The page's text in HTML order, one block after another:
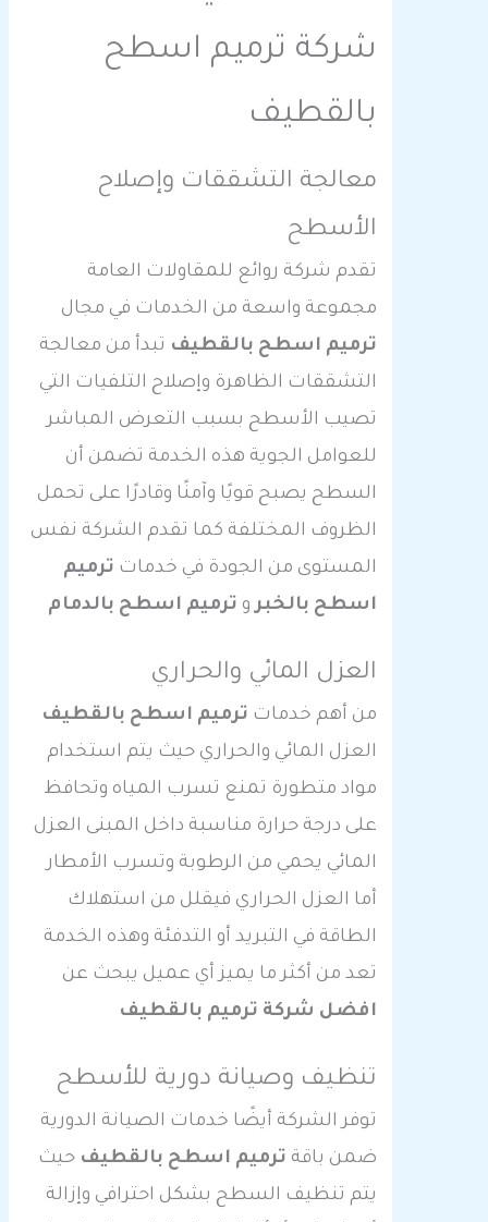
شركة ترميم اسطح
بالقطيف
معالجة التشققات وإصلاح
الأسطح
تقدم شركة روائع للمقاولات العامة
مجموعة واسعة من الخدمات في مجال
ترميم اسطح بالقطيفتبدأ من معالجة
التشققات الظاهرة وإصلاح التلفيات التي
تصيب الأسطح بسبب التعرض المباشر
للعوامل الجوية هذه الخدمة تضمن أن
السطح يصبح قويًا وآمنًا وقادرًا على تحمل
الظروف المختلفة كما تقدم الشركة نفس
المستوى من الجودة في خدماتترميم
اسطح بالخبروترميم اسطح بالدمام
العزل المائي والحراري
من أهم خدماتترميم اسطح بالقطيف
العزل المائي والحراري حيث يتم استخدام
مواد متطورة تمنع تسرب المياه وتحافظ
على درجة حرارة مناسبة داخل المبنى العزل
المائي يحمي من الرطوبة وتسرب الأمطار
أما العزل الحراري فيقلل من استهلاك
الطاقة في التبريد أو التدفئة وهذه الخدمة
تعد من أكثر ما يميز أي عميل يبحث عن
افضل شركة ترميم بالقطيف
تنظيف وصيانة دورية للأسطح
توفر الشركة أيضًا خدمات الصيانة الدورية
ضمن باقةترميم اسطح بالقطيفحيث
يتم تنظيف السطح بشكل احترافي وإزالة